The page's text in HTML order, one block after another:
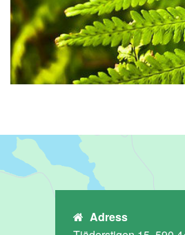
Adress